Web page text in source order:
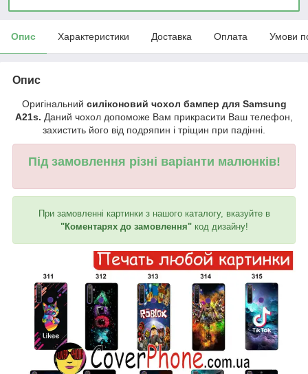
Опис Характеристики Доставка Оплата Умови
Опис
Оригінальний силіконовий чохол бампер для Samsung
A21s. Даний чохол допоможе Вам прикрасити Ваш телефон,
захистить його від подряпин і тріщин при падінні.
Під замовлення різні варіанти малюнків!
При замовленні картинки з нашого каталогу, вказуйте в
"Коментарях до замовлення"код дизайну!